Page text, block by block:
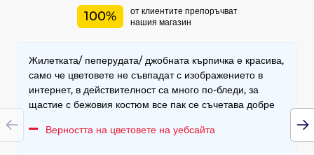
100%
от клиентите препоръчват
нашия магазин
Жилетката/ пеперудата/ джобната кърпичка е красива,
само че цветовете не съвпадат с изображението в
интернет, в действителност са много по-бледи, за
щастие с бежовия костюм все пак се съчетава добре
Верността на цветовете на уебсайта